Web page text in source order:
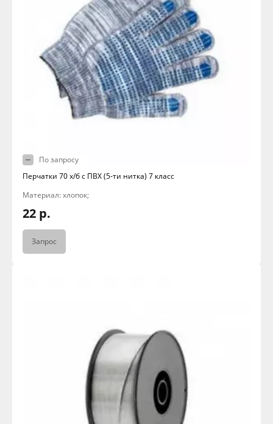
По запросу
Перчатки 70 х/б с ПВХ (5-ти нитка) 7 класс
Материал: хлопок;
22 р.
Запрос